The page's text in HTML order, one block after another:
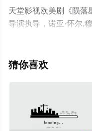
天堂影视欧美剧《陨落
导演执导，诺亚·怀尔,
斯普,马克西·奈特,赛切
结），超前点播免费观
猜你喜欢